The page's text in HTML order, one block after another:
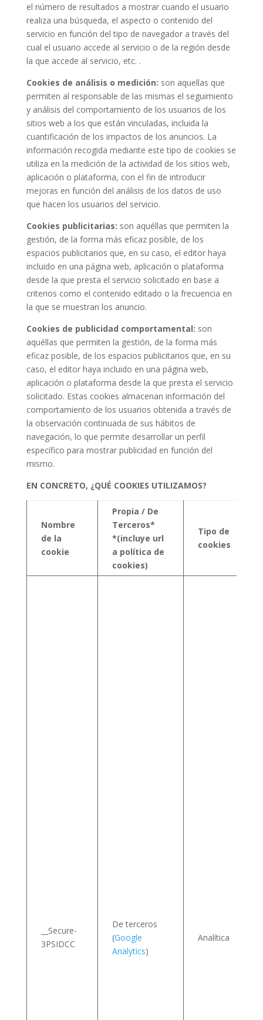
el número de resultados a mostrar cuando el usuario
realiza una búsqueda, el aspecto o contenido del
servicio en función del tipo de navegador a través del
cual el usuario accede al servicio o de la región desde
la que accede al servicio, etc. .
Cookies de análisis o medición: son aquellas que
permiten al responsable de las mismas el seguimiento
y análisis del comportamiento de los usuarios de los
sitios web a los que están vinculadas, incluida la
cuantificación de los impactos de los anuncios. La
información recogida mediante este tipo de cookies se
utiliza en la medición de la actividad de los sitios web,
aplicación o plataforma, con el fin de introducir
mejoras en función del análisis de los datos de uso
que hacen los usuarios del servicio.
Cookies publicitarias: son aquéllas que permiten la
gestión, de la forma más eficaz posible, de los
espacios publicitarios que, en su caso, el editor haya
incluido en una página web, aplicación o plataforma
desde la que presta el servicio solicitado en base a
criterios como el contenido editado o la frecuencia en
la que se muestran los anuncio.
Cookies de publicidad comportamental: son
aquéllas que permiten la gestión, de la forma más
eficaz posible, de los espacios publicitarios que, en su
caso, el editor haya incluido en una página web,
aplicación o plataforma desde la que presta el servicio
solicitado. Estas cookies almacenan información del
comportamiento de los usuarios obtenida a través de
la observación continuada de sus hábitos de
navegación, lo que permite desarrollar un perfil
específico para mostrar publicidad en función del
mismo.
EN CONCRETO, ¿QUÉ COOKIES UTILIZAMOS?
Nombre
de la
cookie
Propia / De
Terceros*
*(incluye url
a política de
cookies)
Tipo de
cookies
__Secure-
3PSIDCC
De terceros
(Google
Analytics)
Analítica